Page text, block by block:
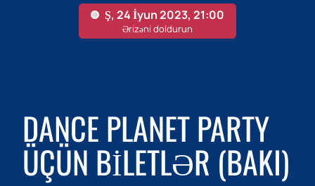
DANCE PLANET PARTY
ÜÇÜN BILETLƏR (BAKI)